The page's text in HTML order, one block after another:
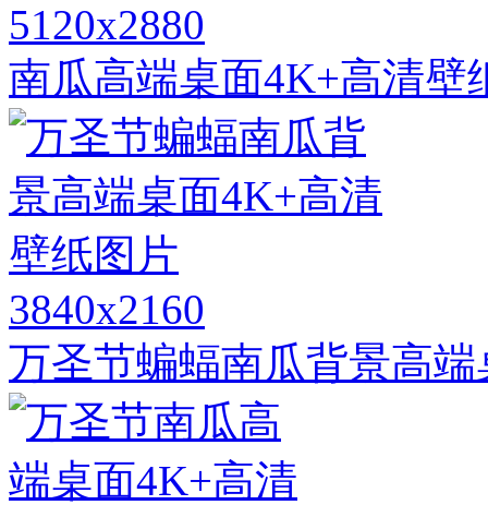
5120x2880
南瓜高端桌面4K+高清壁
3840x2160
万圣节蝙蝠南瓜背景高